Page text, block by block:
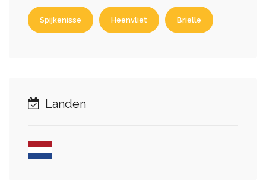
Spijkenisse Heenvliet Brielle
Landen